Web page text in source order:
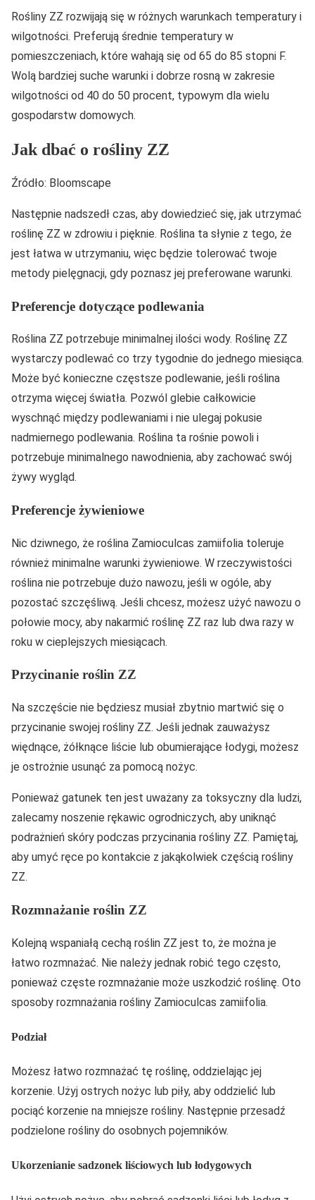
Rośliny ZZ rozwijają się w różnych warunkach temperatury i
wilgotności. Preferują średnie temperatury w
pomieszczeniach, które wahają się od 65 do 85 stopni F.
Wolą bardziej suche warunki i dobrze rosną w zakresie
wilgotności od 40 do 50 procent, typowym dla wielu
gospodarstw domowych.
Jak dbać o rośliny ZZ
Źródło: Bloomscape
Następnie nadszedł czas, aby dowiedzieć się, jak utrzymać
roślinę ZZ w zdrowiu i pięknie. Roślina ta słynie z tego, że
jest łatwa w utrzymaniu, więc będzie tolerować twoje
metody pielęgnacji, gdy poznasz jej preferowane warunki.
Preferencje dotyczące podlewania
Roślina ZZ potrzebuje minimalnej ilości wody. Roślinę ZZ
wystarczy podlewać co trzy tygodnie do jednego miesiąca.
Może być konieczne częstsze podlewanie, jeśli roślina
otrzyma więcej światła. Pozwól glebie całkowicie
wyschnąć między podlewaniami i nie ulegaj pokusie
nadmiernego podlewania. Roślina ta rośnie powoli i
potrzebuje minimalnego nawodnienia, aby zachować swój
żywy wygląd.
Preferencje żywieniowe
Nic dziwnego, że roślina Zamioculcas zamiifolia toleruje
również minimalne warunki żywieniowe. W rzeczywistości
roślina nie potrzebuje dużo nawozu, jeśli w ogóle, aby
pozostać szczęśliwą. Jeśli chcesz, możesz użyć nawozu o
połowie mocy, aby nakarmić roślinę ZZ raz lub dwa razy w
roku w cieplejszych miesiącach.
Przycinanie roślin ZZ
Na szczęście nie będziesz musiał zbytnio martwić się o
przycinanie swojej rośliny ZZ. Jeśli jednak zauważysz
więdnące, żółknące liście lub obumierające łodygi, możesz
je ostrożnie usunąć za pomocą nożyc.
Ponieważ gatunek ten jest uważany za toksyczny dla ludzi,
zalecamy noszenie rękawic ogrodniczych, aby uniknąć
podrażnień skóry podczas przycinania rośliny ZZ. Pamiętaj,
aby umyć ręce po kontakcie z jakąkolwiek częścią rośliny
ZZ.
Rozmnażanie roślin ZZ
Kolejną wspaniałą cechą roślin ZZ jest to, że można je
łatwo rozmnażać. Nie należy jednak robić tego często,
ponieważ częste rozmnażanie może uszkodzić roślinę. Oto
sposoby rozmnażania rośliny Zamioculcas zamiifolia.
Podział
Możesz łatwo rozmnażać tę roślinę, oddzielając jej
korzenie. Użyj ostrych nożyc lub piły, aby oddzielić lub
pociąć korzenie na mniejsze rośliny. Następnie przesadź
podzielone rośliny do osobnych pojemników.
Ukorzenianie sadzonek liściowych lub łodygowych